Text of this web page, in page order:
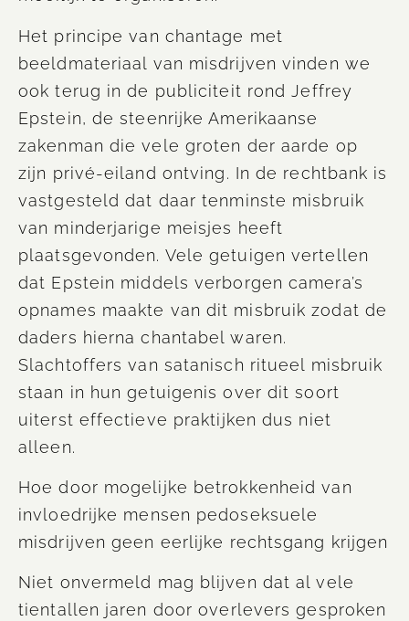
Het principe van chantage met
beeldmateriaal van misdrijven vinden we
ook terug in de publiciteit rond Jeffrey
Epstein, de steenrijke Amerikaanse
zakenman die vele groten der aarde op
zijn privé-eiland ontving. In de rechtbank is
vastgesteld dat daar tenminste misbruik
van minderjarige meisjes heeft
plaatsgevonden. Vele getuigen vertellen
dat Epstein middels verborgen camera’s
opnames maakte van dit misbruik zodat de
daders hierna chantabel waren.
Slachtoffers van satanisch ritueel misbruik
staan in hun getuigenis over dit soort
uiterst effectieve praktijken dus niet
alleen.
Hoe door mogelijke betrokkenheid van
invloedrijke mensen pedoseksuele
misdrijven geen eerlijke rechtsgang krijgen
Niet onvermeld mag blijven dat al vele
tientallen jaren dooroverlevers gesproken